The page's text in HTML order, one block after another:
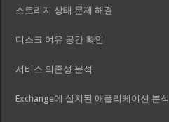
스토리지 상태 문제 해결
디스크 여유 공간 확인
서비스 의존성 분석
Exchange에 설치된 애플리케이션 분석